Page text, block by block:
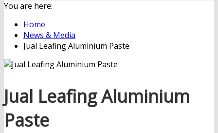
You are here:
Home
News & Media
Jual Leafing Aluminium Paste
Jual Leafing Aluminium
Paste